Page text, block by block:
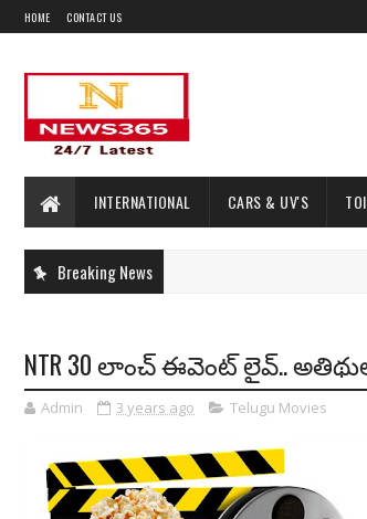
HOME CONTACT US
INTERNATIONAL CARS & UV'S TOI
Breaking News
NTR 30 లాంచ్ ఈవెంట్ లైవ్..
Admin 3 years ago Telugu Movies